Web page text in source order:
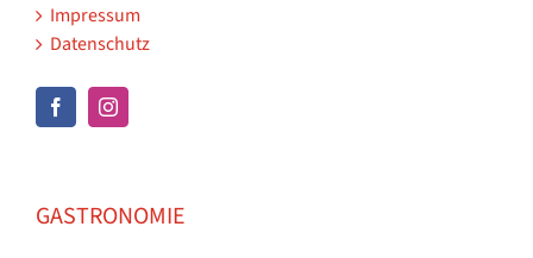
Impressum
Datenschutz
GASTRONOMIE